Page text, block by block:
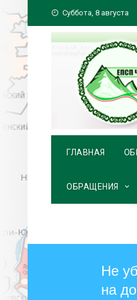
к
содержимому
Суббота, 8 августа
ГЛАВНАЯ
ОБРАЩЕНИЯ
Не
на